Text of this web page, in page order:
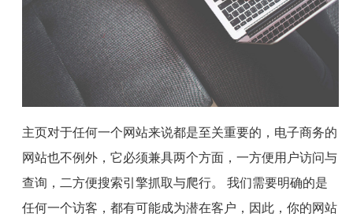
主页对于任何一个网站来说都是至关重要的，电子商务的
网站也不例外，它必须兼具两个方面，一方便用户访问与
查询，二方便搜索引擎抓取与爬行。 我们需要明确的是
任何一个访客，都有可能成为潜在客户，因此，你的网站